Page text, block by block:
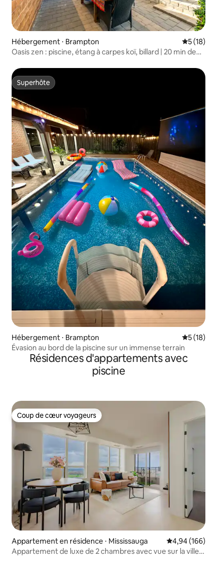
Hébergement ⋅ Brampton
5 (18)
Oasis zen : piscine, étang à carpes koï, billard | 20 min de
Superhôte
Superhôte
Hébergement ⋅ Brampton
5 (18)
Évasion au bord de la piscine sur un immense terrain
Résidences d'appartements avec
piscine
Coup de cœur voyageurs
Coup de cœur voyageurs
Appartement en résidence ⋅ Mississauga Évaluation
4,94 (166)
Appartement de luxe de 2 chambres avec vue sur la ville